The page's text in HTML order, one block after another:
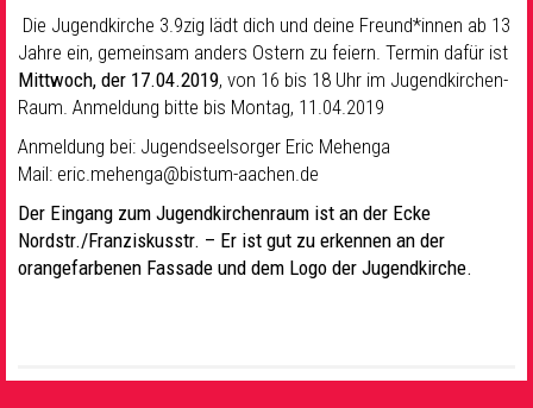
Die Jugendkirche 3.9zig lädt dich und deine Freund*innen ab 13
Jahre ein, gemeinsam anders Ostern zu feiern. Termin dafür ist
Mittwoch, der 17.04.2019, von 16 bis 18 Uhr im Jugendkirchen-
Raum. Anmeldung bitte bis Montag, 11.04.2019
Anmeldung bei: Jugendseelsorger Eric Mehenga
Mail: eric.mehenga@bistum-aachen.de
Der Eingang zum Jugendkirchenraum ist an der Ecke
Nordstr./Franziskusstr. – Er ist gut zu erkennen an der
orangefarbenen Fassade und dem Logo der Jugendkirche.